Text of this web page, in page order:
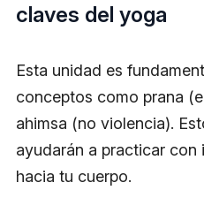
claves del yoga
Esta unidad es
conceptos como prana
ahimsa (no violencia).
ayudarán a practicar con
hacia tu cuerpo.